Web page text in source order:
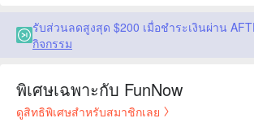
รับส่วนลดสูงสุด $200 เมื่อชำระเงินผ่าน
กิจกรรม
พิเศษเฉพาะกับ FunNow
ดูสิทธิพิเศษสำหรับสมาชิกเลย